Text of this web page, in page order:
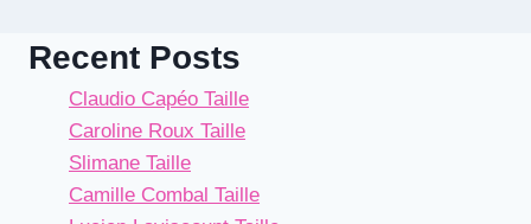
Recent Posts
Claudio Capéo Taille
Caroline Roux Taille
Slimane Taille
Camille Combal Taille